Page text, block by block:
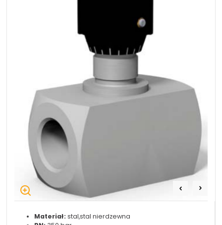
info@chss.pl
Centrum Hydrauliki Siłowej Jawor
Biuro obsługi klienta:
+48 535 424 483
+48 665 001 660
jawor@chss.pl
PN-PT: 7:00 - 16:00
Magazyn 24H:
Projektowanie i budowa układów:
POWER HYDRAULICS SOLUTIONS
58-100 Świdnica, ul. Bystrzycka 17, POLSKA
Materiał: stal,stal nierdzewna